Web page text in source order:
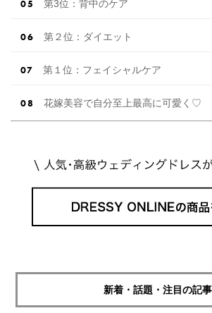
第3位：背中のケア
第２位：ダイエット
第１位：フェイシャルケア
花嫁美容で自分至上最高に可愛く♡
新着・話題・注目の記事